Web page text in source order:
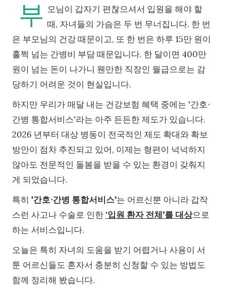
부 모님이 갑자기 편찮으셔서 입원을 해야 할
때, 자녀들의 가슴은 두 번 무너집니다. 한 번
은 부모님의 건강 때문이고, 또 한 번은 하루 15만 원이
훌쩍 넘는 간병비 부담 때문입니다. 한 달이면 400만
원이 넘는 돈이 나가니 웬만한 직장인 월급으로는 감
당하기 어려운 것이 현실입니다.
하지만 우리가 매달 내는 건강보험 혜택 중에는 '간호∙
간병 통합서비스'라는 아주 든든한 제도가 있습니다.
2026 년부터 대상 병동이 전국적인 제도 확대와 확보
방안이 점차 추진되고 있어, 이제는 형편이 넉넉하지
않아도 전문적인 돌봄을 받을 수 있는 환경이 갖춰지
게 되었습니다.
특히 '간호∙간병 통합서비스'는 어르신뿐 아니라 갑작
스런 사고나 수술로 인한 '입원 환자 전체'를 대상으로
하는 서비스입니다.
오늘은 특히 자녀의 도움을 받기 어렵거나 사용이 서
툰 어르신들도 혼자서 충분히 신청할 수 있는 방법도
함께 정리해 봤습니다.